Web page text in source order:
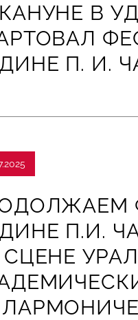
В
П. И.
П.И.
СЦЕНЕ